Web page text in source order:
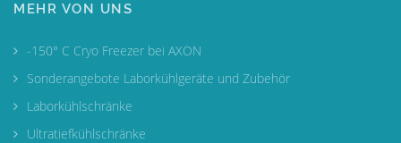
MEHR VON UNS
-150° C Cryo Freezer bei AXON
Sonderangebote Laborkühlgeräte und Zubehör
Laborkühlschränke
Ultratiefkühlschränke